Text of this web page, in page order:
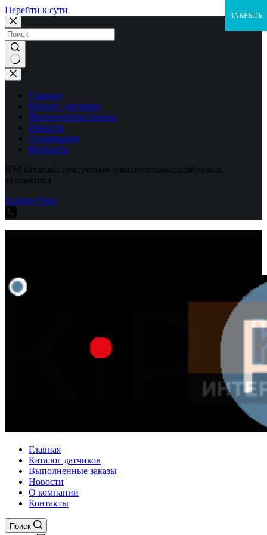
Перейти к сути
Ничего
не
найденоГлавная
Каталог датчиков
Выполненные заказы
Новости
О компании
Контакты
IFM electronic контрольно-измерительные приборы и
автоматика
Explore Shop
Главная
Каталог датчиков
Выполненные заказы
Новости
О компании
Контакты
Поиск
ЗАКРЫТЬ